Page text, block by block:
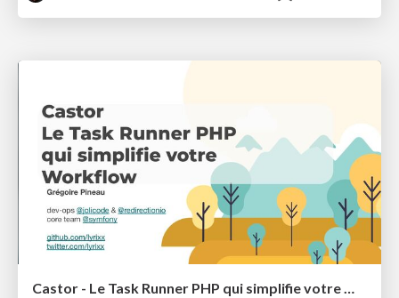
Castor - Le Task Runner PHP qui simplifie votre Workflow